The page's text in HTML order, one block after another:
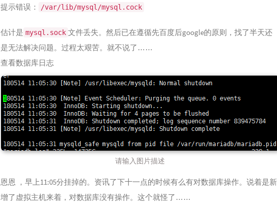
提示错误： /var/lib/mysql/mysql.cock
估计是 mysql.sock 文件丢失。然后已在遵循先百度后google的原则，找了半天还
是无法解决问题。过程太艰苦。就不说了……
查看数据库日志
请输入图片描述
恩恩 ，早上11:05分挂掉的。资讯了下十一点的时候有么有对数据库操作。说着是新
增了虚拟主机来着，对数据库没有操作。这个就怪了……